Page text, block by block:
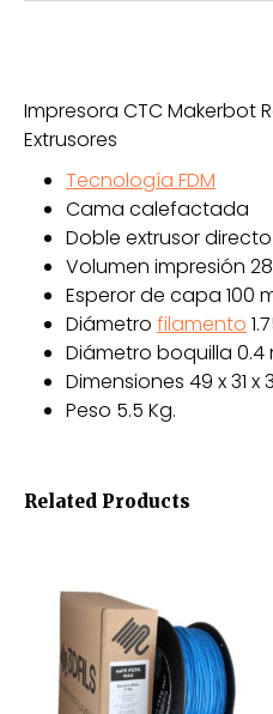
Related Products
Impresora CTC Makerbot
Extrusores
Tecnología FDM
Cama calefactada
Doble extrusor directo
Volumen impresión
Esperor de capa 100
Diámetro filamento
Diámetro boquilla 0.4
Dimensiones 49 x 31 x
Peso 5.5 Kg.